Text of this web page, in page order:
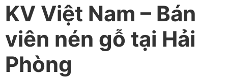
KV Việt Nam – Bán
viên nén gỗ tại Hải
Phòng